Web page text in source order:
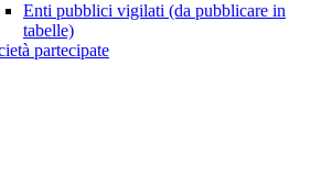
Enti pubblici vigilati (da pubblicare in
tabelle)
partecipate